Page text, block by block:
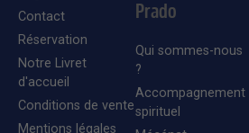
Contact
Réservation
Notre Livret
d'accueil
Conditions de vente
Mentions légales
Prado
Qui sommes-nous
?
Accompagnement
spirituel